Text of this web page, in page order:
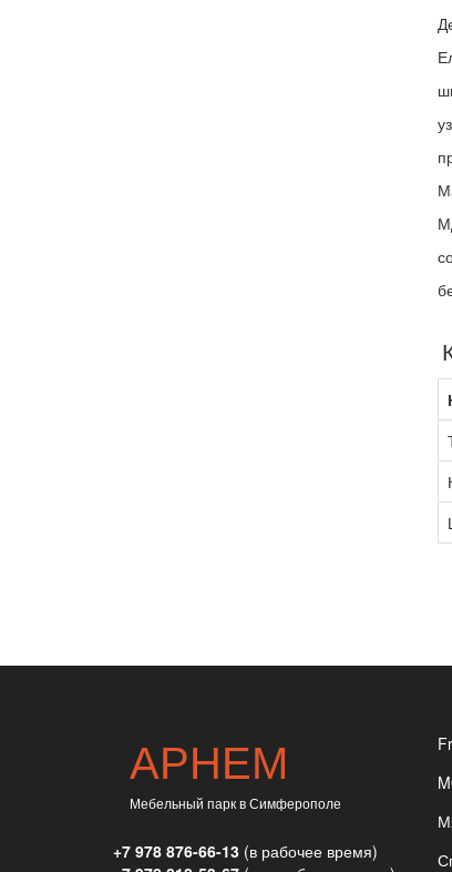
АРНЕМ
Мебельный парк в Симферополе
+7 978 876-66-13 (в рабочее время)